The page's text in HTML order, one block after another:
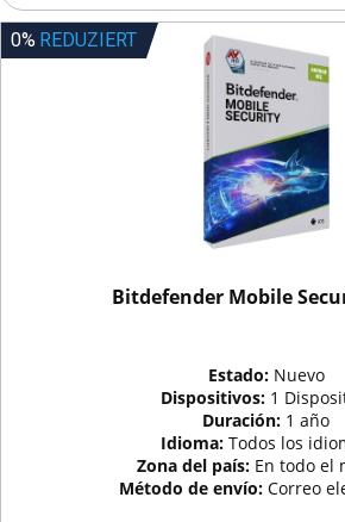
0% REDUZIERT
Bitdefender Mobile
Estado: Nuevo
Dispositivos: 1
Duración: 1 año
Idioma:Todos los
Zona del país: En todo el
Método de envío: Correo